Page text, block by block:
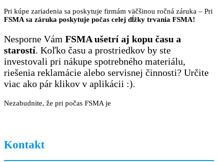
Pri kúpe zariadenia sa poskytuje firmám väčšinou ročná záruka – Pri
FSMA sa záruka poskytuje počas celej dĺžky trvania FSMA!
Nesporne Vám FSMA ušetrí aj kopu času a
starostí. Koľko času a prostriedkov by ste
investovali pri nákupe spotrebného materiálu,
riešenia reklamácie alebo servisnej činnosti? Určite
viac ako pár klikov v aplikácii :).
Nezabudnite, že pri počas FSMA je
Kontakt